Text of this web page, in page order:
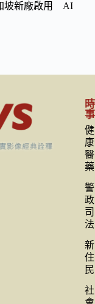
坡新廠啟用 AI
時
事
健
康
醫
藥
警
政
司
法
新
住
民
社